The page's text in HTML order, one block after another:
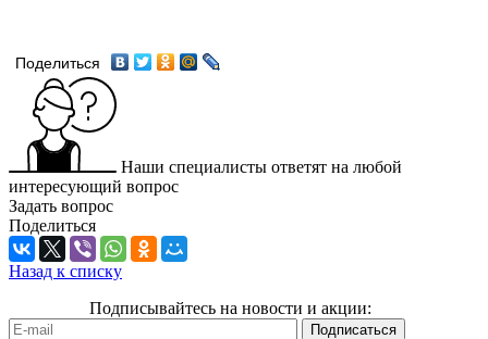
Поделиться
Наши специалисты ответят на любой
интересующий вопрос
Задать вопрос
Поделиться
Назад к списку
Подписывайтесь на новости и акции: